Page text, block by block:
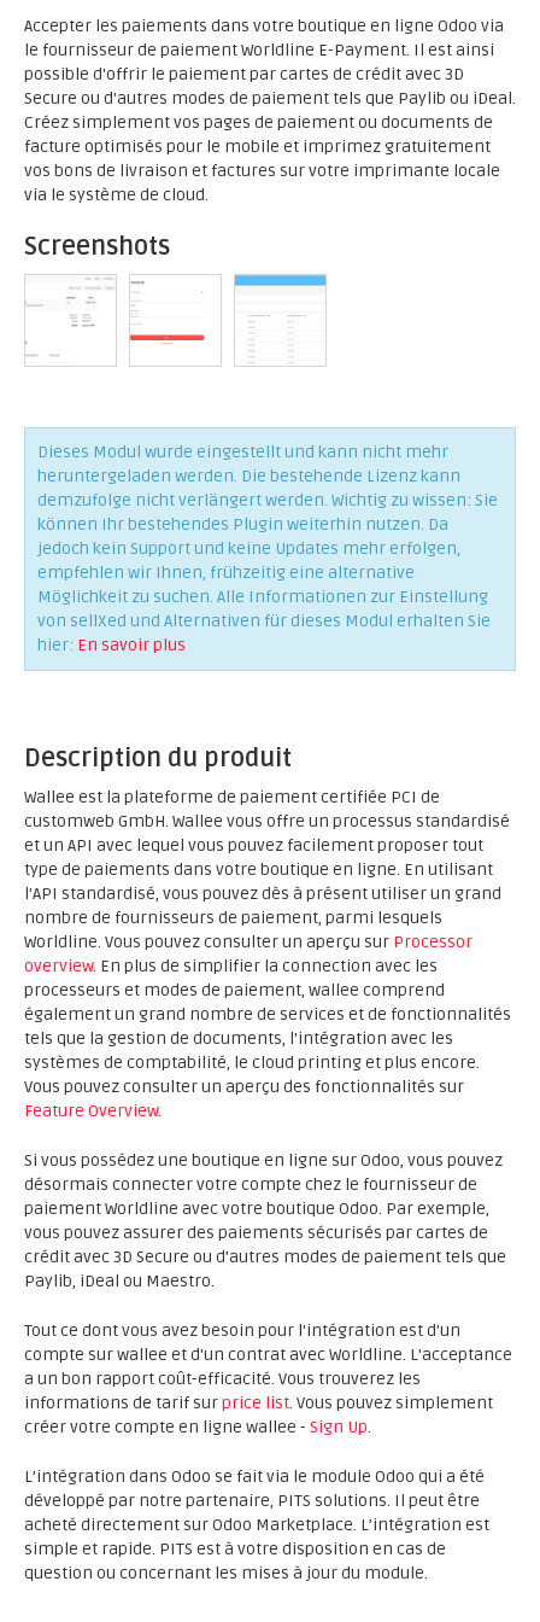
Accepter les paiements dans votre boutique en ligne Odoo via
le fournisseur de paiement Worldline E-Payment. Il est ainsi
possible d'offrir le paiement par cartes de crédit avec 3D
Secure ou d'autres modes de paiement tels que Paylib ou iDeal.
Créez simplement vos pages de paiement ou documents de
facture optimisés pour le mobile et imprimez gratuitement
vos bons de livraison et factures sur votre imprimante locale
via le système de cloud.
Screenshots
Dieses Modul wurde eingestellt und kann nicht mehr
heruntergeladen werden. Die bestehende Lizenz kann
demzufolge nicht verlängert werden. Wichtig zu wissen: Sie
können Ihr bestehendes Plugin weiterhin nutzen. Da
jedoch kein Support und keine Updates mehr erfolgen,
empfehlen wir Ihnen, frühzeitig eine alternative
Möglichkeit zu suchen. Alle Informationen zur Einstellung
von sellXed und Alternativen für dieses Modul erhalten Sie
hier: En savoir plus
Description du produit
Wallee est la plateforme de paiement certifiée PCI de
customweb GmbH. Wallee vous offre un processus standardisé
et un API avec lequel vous pouvez facilement proposer tout
type de paiements dans votre boutique en ligne. En utilisant
l'API standardisé, vous pouvez dès à présent utiliser un grand
nombre de fournisseurs de paiement, parmi lesquels
Worldline. Vous pouvez consulter un aperçu sur Processor
overview. En plus de simplifier la connection avec les
processeurs et modes de paiement, wallee comprend
également un grand nombre de services et de fonctionnalités
tels que la gestion de documents, l'intégration avec les
systèmes de comptabilité, le cloud printing et plus encore.
Vous pouvez consulter un aperçu des fonctionnalités sur
Feature Overview.
Si vous possédez une boutique en ligne sur Odoo, vous pouvez
désormais connecter votre compte chez le fournisseur de
paiement Worldline avec votre boutique Odoo. Par exemple,
vous pouvez assurer des paiements sécurisés par cartes de
crédit avec 3D Secure ou d'autres modes de paiement tels que
Paylib, iDeal ou Maestro.
Tout ce dont vous avez besoin pour l'intégration est d'un
compte sur wallee et d'un contrat avec Worldline. L'acceptance
a un bon rapport coût-efficacité. Vous trouverez les
informations de tarif surprice list. Vous pouvez simplement
créer votre compte en ligne wallee - Sign Up.
L’intégration dans Odoo se fait via le module Odoo qui a été
développé par notre partenaire, PITS solutions. Il peut être
acheté directement sur Odoo Marketplace. L’intégration est
simple et rapide. PITS est à votre disposition en cas de
question ou concernant les mises à jour du module.